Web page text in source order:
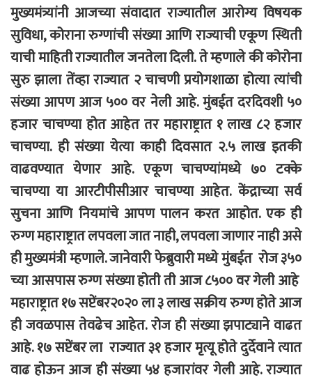
मुख्यमंत्र्यांनी आजच्या संवादात राज्यातील आरोग्य विषयक
सुविधा, कोराना रुग्णांची संख्या आणि राज्याची एकूण स्थिती
याची माहिती राज्यातील जनतेला दिली. ते म्हणाले की कोरोना
सुरु झाला तेंव्हा राज्यात २ चाचणी प्रयोगशाळा होत्या त्यांची
संख्या आपण आज ५०० वर नेली आहे. मुंबईत दरदिवशी ५०
हजार चाचण्या होत आहेत तर महाराष्ट्रात १ लाख ८२ हजार
चाचण्या. ही संख्या येत्या काही दिवसात २.५ लाख इतकी
वाढवण्यात येणार आहे. एकूण चाचण्यांमध्ये ७० टक्के
चाचण्या या आरटीपीसीआर चाचण्या आहेत. केंद्राच्या सर्व
सुचना आणि नियमांचे आपण पालन करत आहोत. एक ही
रुग्ण महाराष्ट्रात लपवला जात नाही, लपवला जाणार नाही असे
ही मुख्यमंत्री म्हणाले. जानेवारी फेब्रुवारी मध्ये मुंबईत रोज ३५०
च्या आसपास रुग्ण संख्या होती ती आज ८५०० वर गेली आहे
महाराष्ट्रात १७ सप्टेंबर२०२० ला ३ लाख सक्रीय रुग्ण होते आज
ही जवळपास तेवढेच आहेत. रोज ही संख्या झपाट्याने वाढत
आहे. १७ सप्टेंबर ला राज्यात ३१ हजार मृत्यू होते दुर्देवाने त्यात
वाढ होऊन आज ही संख्या ५४ हजारांवर गेली आहे. राज्यात